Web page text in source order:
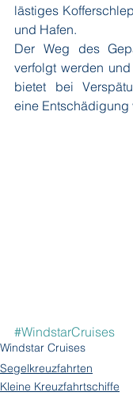
lästiges
und Hafen.
Der Weg des
verfolgt werden
bietet bei
eine Entschädigung
#WindstarCruises
Windstar Cruises
Segelkreuzfahrten
Kleine Kreuzfahrtschiffe